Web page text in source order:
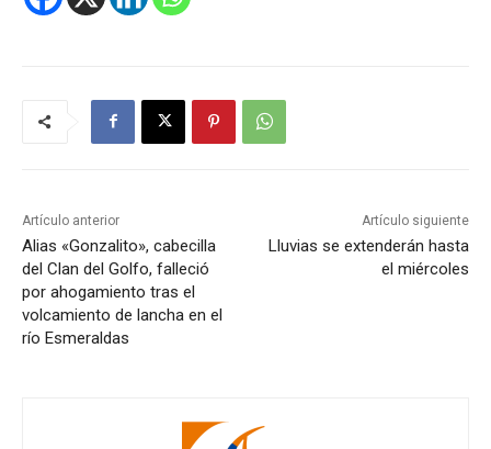
Artículo anterior
Alias «Gonzalito», cabecilla
del Clan del Golfo, falleció
por ahogamiento tras el
volcamiento de lancha en el
río Esmeraldas
Artículo siguiente
Lluvias se extenderán hasta
el miércoles